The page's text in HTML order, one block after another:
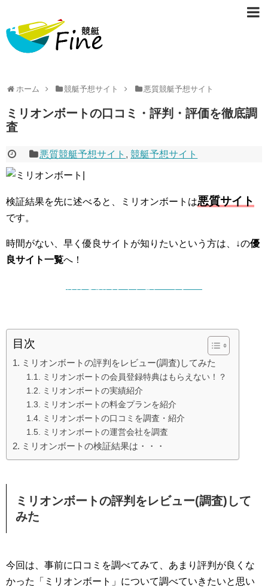
ホーム 競艇予想サイト 悪質競艇予想サイト
ミリオンボートの口コミ・評判・評価を徹底調
査
悪質競艇予想サイト ,競艇予想サイト
検証結果を先に述べると、ミリオンボートは悪質サイト
です。
時間がない、早く優良サイトが知りたいという方は、↓の優
良サイト一覧へ！
目次
ミリオンボートの評判をレビュー(調査)してみた
ミリオンボートの会員登録特典はもらえない！？
ミリオンボートの実績紹介
ミリオンボートの料金プランを紹介
ミリオンボートの口コミを調査・紹介
ミリオンボートの運営会社を調査
ミリオンボートの検証結果は・・・
ミリオンボートの評判 をレビュー(調査)して
みた
今回は、事前に口コミを調べてみて、あまり評判が良くな
かった「ミリオンボート」について調べていきたいと思い